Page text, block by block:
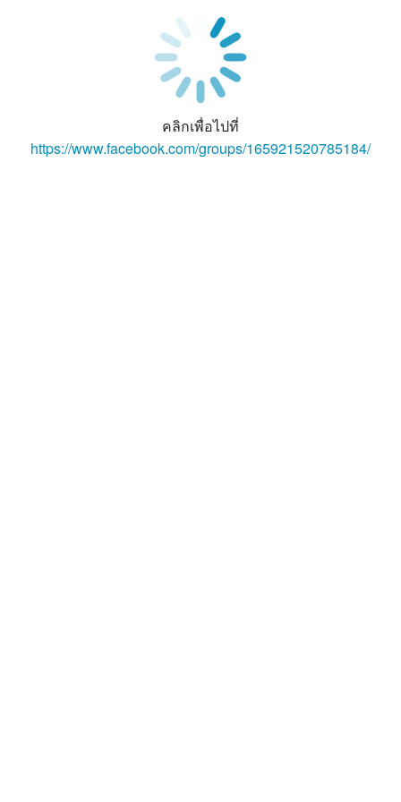
คลิกเพื่อไปที่
https://www.facebook.com/groups/165921520785184/